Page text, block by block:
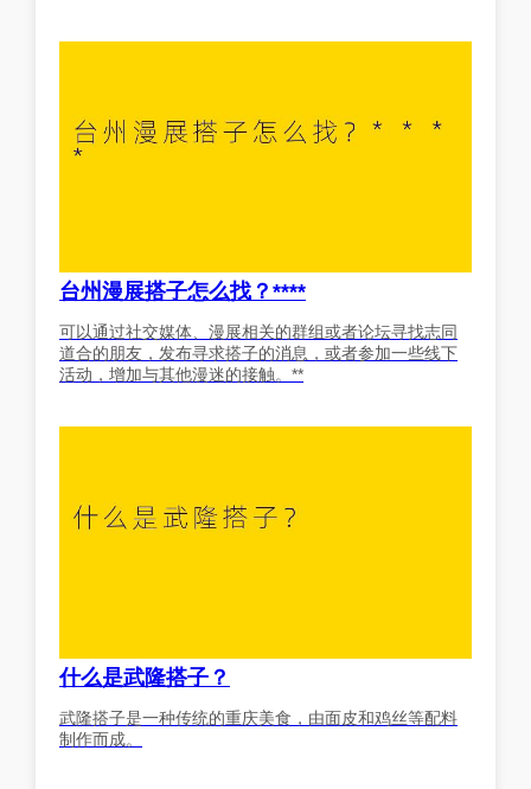
台州漫展搭子怎么找？****
可以通过社交媒体、漫展相关的群组或者论坛寻找志同
道合的朋友，发布寻求搭子的消息，或者参加一些线下
活动，增加与其他漫迷的接触。**
什么是武隆搭子？
武隆搭子是一种传统的重庆美食，由面皮和鸡丝等配料
制作而成。